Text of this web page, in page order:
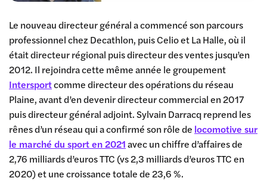
Le nouveau directeur général a commencé son parcours
professionnel chez Decathlon, puis Celio et La Halle, où il
était directeur régional puis directeur des ventes jusqu’en
2012. Il rejoindra cette même année le groupement
Intersportcomme directeur des opérations du réseau
Plaine, avant d’en devenir directeur commercial en 2017
puis directeur général adjoint. Sylvain Darracq reprend les
rênes d’un réseau qui a confirmé son rôle de locomotive sur
le marché du sport en 2021avec un chiffre d’affaires de
2,76 milliards d’euros TTC (vs 2,3 milliards d’euros TTC en
2020) et une croissance totale de 23,6 %.